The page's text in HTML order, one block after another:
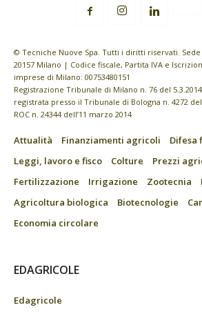
© Tecniche Nuove Spa. Tutti i diritti riservati. Sede
20157 Milano | Codice fiscale, Partita IVA e
imprese di Milano: 00753480151
Registrazione Tribunale di Milano n. 76 del
registrata presso il Tribunale di Bologna n. 4272
ROC n. 24344 dell’11 marzo 2014
Attualità Finanziamenti agricoli
Difesa
Leggi, lavoro e fisco
Colture
Prezzi
Fertilizzazione
Irrigazione Zootecnia
Agricoltura biologica
Biotecnologie
Economia circolare
EDAGRICOLE
Edagricole